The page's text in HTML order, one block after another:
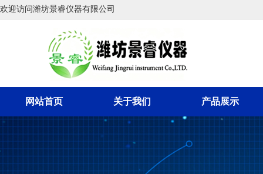
欢迎访问潍坊景睿仪器有限公司
网站首页 关于我们 产品展示